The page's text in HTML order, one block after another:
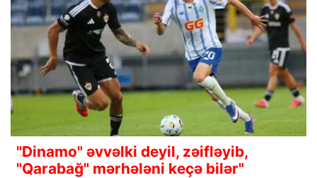
"Dinamo" əvvəlki deyil, zəifləyib,
"Qarabağ" mərhələni keçə bilər"